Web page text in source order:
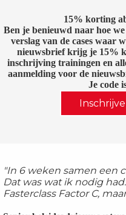
15% korting
Ben je benieuwd naar hoe
verslag van de cases waar
nieuwsbrief krijg je 15%
inschrijving trainingen en
aanmelding voor de
Je code
"In 6 weken samen een
Dat was wat ik nodig
Fasterclass Factor C,